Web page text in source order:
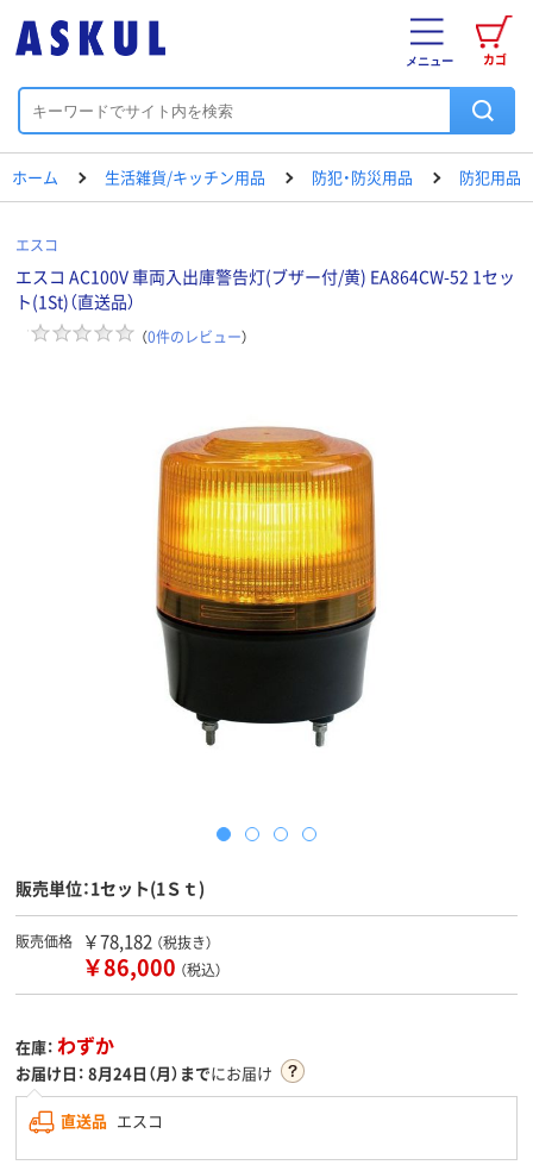
カゴ
メニュー
ホーム 生活雑貨/キッチン用品 防犯・防災用品 防犯用品
エスコ
エスコ AC100V 車両入出庫警告灯(ブザー付/黄) EA864CW-52 1セッ
ト(1St)（直送品）
（0件のレビュー）
販売単位：1セット(1Ｓｔ)
販売価格 ￥78,182 （税抜き）
￥86,000 （税込）
在庫： わずか
お届け日： 8月24日（月）までにお届け
直送品 エスコ